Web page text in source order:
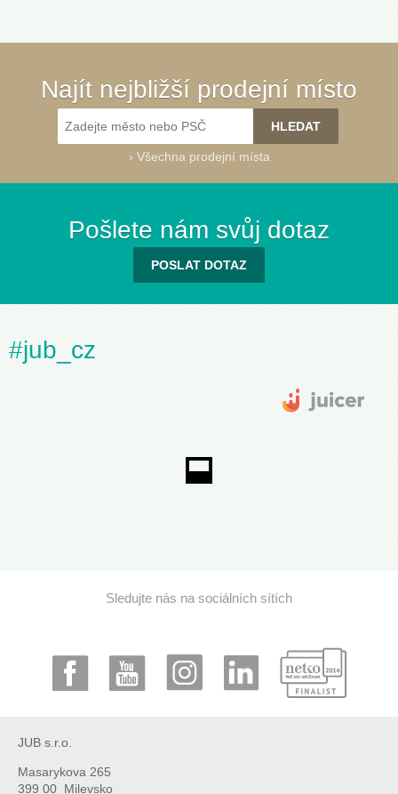
Najít nejbližší prodejní místo
› Všechna prodejní místa
Pošlete nám svůj dotaz
POSLAT DOTAZ
#jub_cz
Sledujte nás na sociálních sítích
JUB s.r.o.
Masarykova 265
399 00 Milevsko